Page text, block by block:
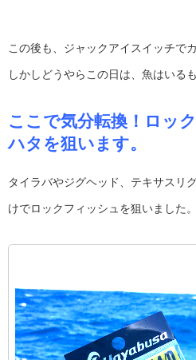
この後も、ジャックアイスイッチで
しかしどうやらこの日は、魚はいる
ここで気分転換！ロッ
ハタを狙います。
タイラバやジグヘッド、テキサスリ
けでロックフィッシュを狙いました。